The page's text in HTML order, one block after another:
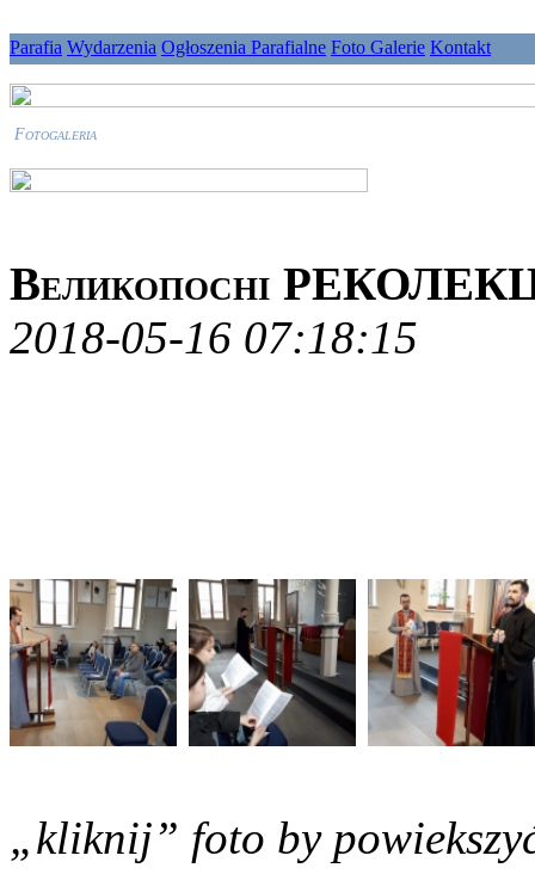
Parafia Wydarzenia Ogłoszenia Parafialne Foto Galerie Kontakt
Fotogaleria
Великопосні
2018-05-16 07:18:15
„kliknij” foto by